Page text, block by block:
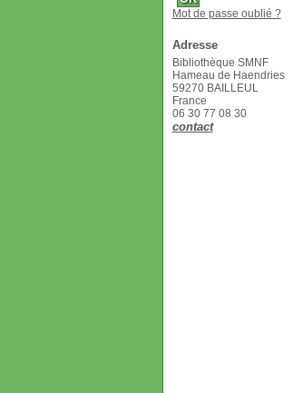
Mot de passe oublié ?
Adresse
Bibliothèque SMNF
Hameau de Haendries
59270 BAILLEUL
France
06 30 77 08 30
contact